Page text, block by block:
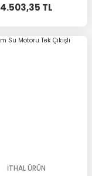
4.503,35 TL
İTHAL ÜRÜN